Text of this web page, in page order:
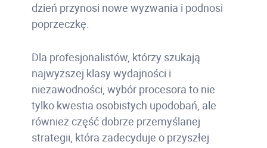
dzień przynosi nowe wyzwania i podnosi
poprzeczkę.
Dla profesjonalistów, którzy szukają
najwyższej klasy wydajności i
niezawodności, wybór procesora to nie
tylko kwestia osobistych upodobań, ale
również część dobrze przemyślanej
strategii, która zadecyduje o przyszłej